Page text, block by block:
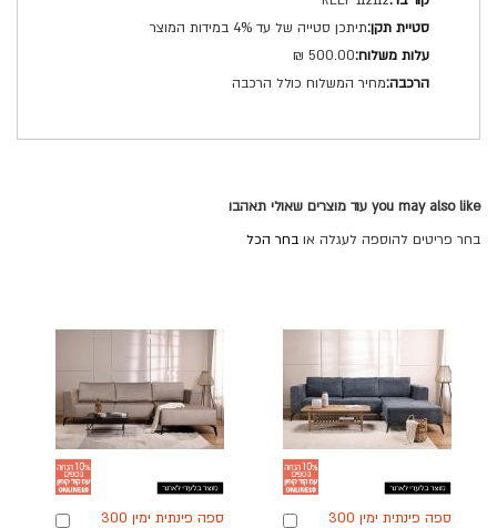
תיתכן סטייה של עד 4% במידות המוצר
500.00 ₪
מחיר המשלוח כולל הרכבה
you may also like עוד מוצרים שאולי תאהבו
בחר פריטים להוספה לעגלה או בחר הכל
ספה פינתית ימין 300
הוספה
ספה פינתית ימין 300
הוספה